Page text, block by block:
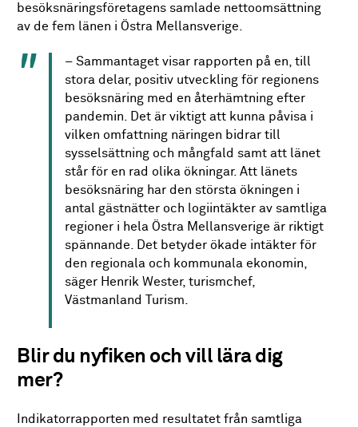
besöksnäringsföretagens samlade nettoomsättning
av de fem länen i Östra Mellansverige.
– Sammantaget visar rapporten på en, till
stora delar, positiv utveckling för regionens
besöksnäring med en återhämtning efter
pandemin. Det är viktigt att kunna påvisa i
vilken omfattning näringen bidrar till
sysselsättning och mångfald samt att länet
står för en rad olika ökningar. Att länets
besöksnäring har den största ökningen i
antal gästnätter och logiintäkter av samtliga
regioner i hela Östra Mellansverige är riktigt
spännande. Det betyder ökade intäkter för
den regionala och kommunala ekonomin,
säger Henrik Wester, turismchef,
Västmanland Turism.
Blir du nyfiken och vill lära dig
mer?
Indikatorrapporten med resultatet från samtliga